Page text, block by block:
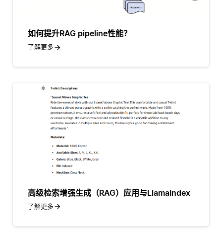
如何提升RAG pipeline性能？
了解更多
高级检索增强生成（RAG）应用与LlamaIndex
了解更多